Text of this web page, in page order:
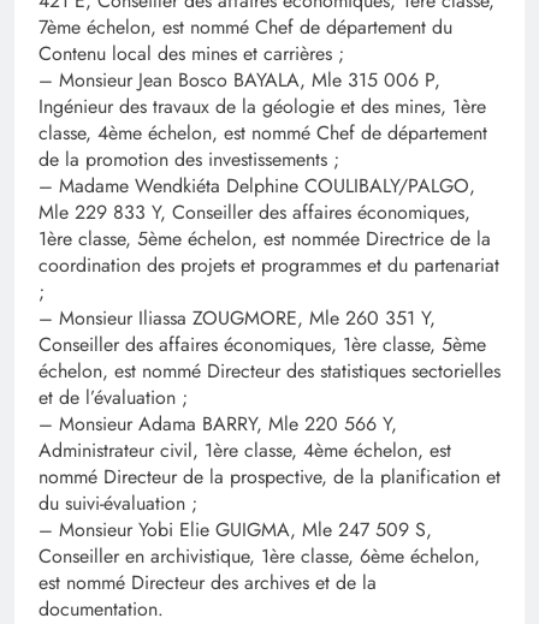
7ème échelon, est nommé Chef de département du
Contenu local des mines et carrières ;
– Monsieur Jean Bosco BAYALA, Mle 315 006 P,
Ingénieur des travaux de la géologie et des mines, 1ère
classe, 4ème échelon, est nommé Chef de département
de la promotion des investissements ;
– Madame Wendkiéta Delphine COULIBALY/PALGO,
Mle 229 833 Y, Conseiller des affaires économiques,
1ère classe, 5ème échelon, est nommée Directrice de la
coordination des projets et programmes et du partenariat
;
– Monsieur Iliassa ZOUGMORE, Mle 260 351 Y,
Conseiller des affaires économiques, 1ère classe, 5ème
échelon, est nommé Directeur des statistiques sectorielles
et de l’évaluation ;
– Monsieur Adama BARRY, Mle 220 566 Y,
Administrateur civil, 1ère classe, 4ème échelon, est
nommé Directeur de la prospective, de la planification et
du suivi-évaluation ;
– Monsieur Yobi Elie GUIGMA, Mle 247 509 S,
Conseiller en archivistique, 1ère classe, 6ème échelon,
est nommé Directeur des archives et de la
documentation.